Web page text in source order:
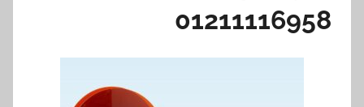
01211116958